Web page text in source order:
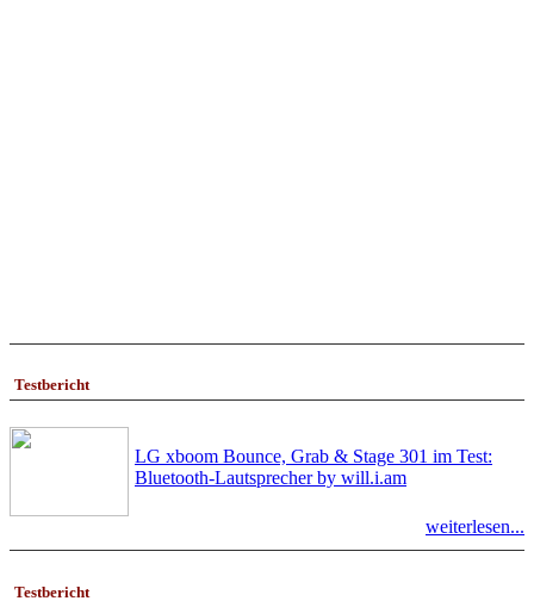
Testbericht
LG xboom Bounce, Grab & Stage 301 im Test:
Bluetooth-Lautsprecher by will.i.am
weiterlesen...
Testbericht